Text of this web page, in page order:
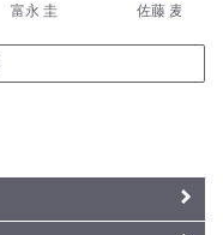
富永 圭 佐藤 麦